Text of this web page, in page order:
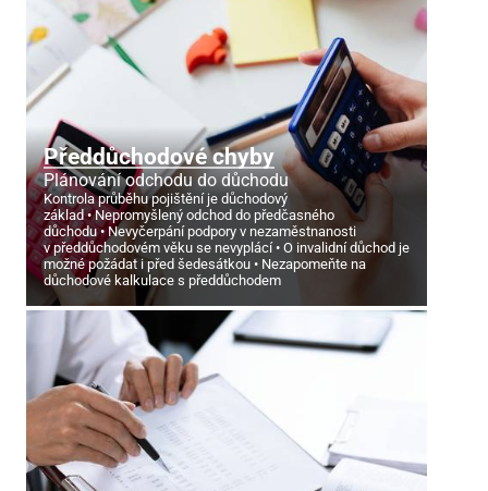
Předdůchodové chyby
Plánování odchodu do důchodu
Kontrola průběhu pojištění je důchodový
základ
Nepromyšlený odchod do předčasného
důchodu
Nevyčerpání podpory v nezaměstnanosti
v předdůchodovém věku se nevyplácí
O invalidní důchod je
možné požádat i před šedesátkou
Nezapomeňte na
důchodové kalkulace s předdůchodem